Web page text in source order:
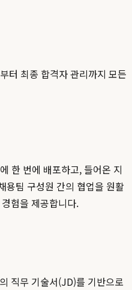
터 최종 합격자 관리까지 모든
한 번에 배포하고, 들어온 지
용팀 구성원 간의 협업을 원활
험을 제공합니다.
직무 기술서(JD)를 기반으로